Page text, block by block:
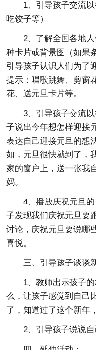
1、引导孩子交流
吃饺子等）
2、了解全国各地
种卡片或背景图（如果
引导孩子认识人们为了
提示：唱歌跳舞、剪窗
花、送元旦卡片等。
3、引导孩子交流
子说出今年想怎样迎接
表达自己迎接元旦的想
如，元旦很快就到了，
家的窗户上，送一张我
妈。
4、播放庆祝元旦
子发现我们庆祝元旦要
讨论，庆祝元旦要说哪
喜悦。
三、引导孩子谈谈
1、教师出示孩子
么，让孩子感觉到自己
了，知道过了这个新年
2、引导孩子说说